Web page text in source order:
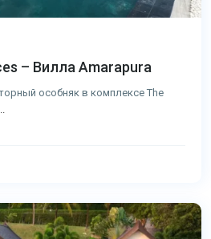
– Вилла Amarapura
особняк в комплексе The